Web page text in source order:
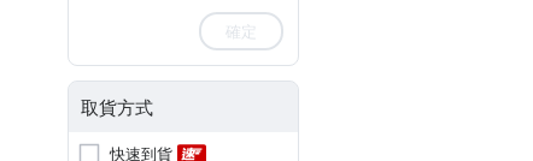
確定
取貨方式
快速到貨